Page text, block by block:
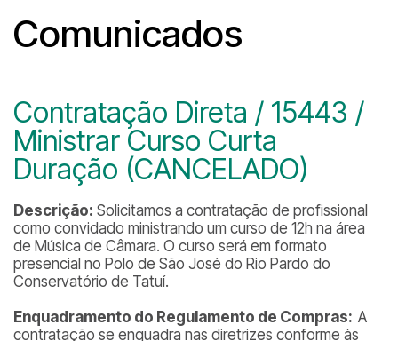
Comunicados
Contratação Direta / 15443 /
Ministrar Curso Curta
Duração (CANCELADO)
Descrição: Solicitamos a contratação de profissional
como convidado ministrando um curso de 12h na área
de Música de Câmara. O curso será em formato
presencial no Polo de São José do Rio Pardo do
Conservatório de Tatuí.
Enquadramento do Regulamento de Compras: A
contratação se enquadra nas diretrizes conforme às